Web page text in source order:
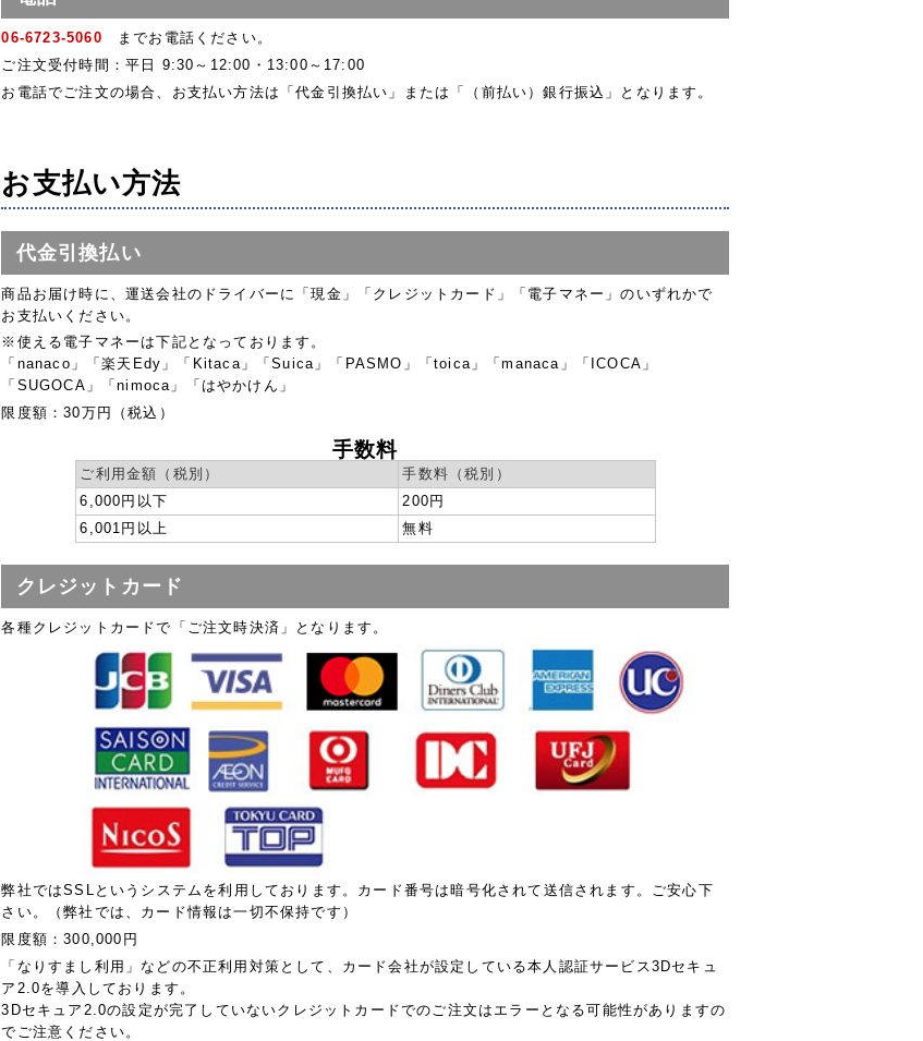
06-6723-5060 までお電話ください。
ご注文受付時間：平日 9:30～12:00・13:00～17:00
お電話でご注文の場合、お支払い方法は「代金引換払い」または「（前払い）銀行振込」となります。
お支払い方法
代金引換払い
商品お届け時に、運送会社のドライバーに「現金」「クレジットカード」「電子マネー」のいずれかで
お支払いください。
※使える電子マネーは下記となっております。
「nanaco」「楽天Edy」「Kitaca」「Suica」「PASMO」「toica」「manaca」「ICOCA」
「SUGOCA」「nimoca」「はやかけん」
限度額：30万円（税込）
手数料
ご利用金額（税別）
手数料（税別）
6,000円以下
200円
6,001円以上
無料
クレジットカード
各種クレジットカードで「ご注文時決済」となります。
弊社ではSSLというシステムを利用しております。カード番号は暗号化されて送信されます。ご安心下
さい。（弊社では、カード情報は一切不保持です）
限度額：300,000円
「なりすまし利用」などの不正利用対策として、カード会社が設定している本人認証サービス3Dセキュ
ア2.0を導入しております。
3Dセキュア2.0の設定が完了していないクレジットカードでのご注文はエラーとなる可能性がありますの
でご注意ください。